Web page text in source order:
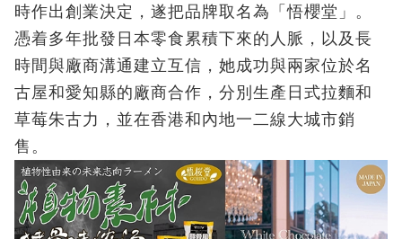
時作出創業決定，遂把品牌取名為「悟櫻堂」。
憑着多年批發日本零食累積下來的人脈，以及長
時間與廠商溝通建立互信，她成功與兩家位於名
古屋和愛知縣的廠商合作，分別生產日式拉麵和
草莓朱古力，並在香港和內地一二線大城市銷
售。